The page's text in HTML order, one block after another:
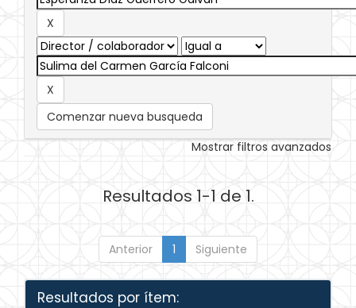
Comenzar nueva busqueda
Mostrar filtros avanzados
Resultados 1-1 de 1.
Anterior 1 Siguiente
Resultados por ítem: